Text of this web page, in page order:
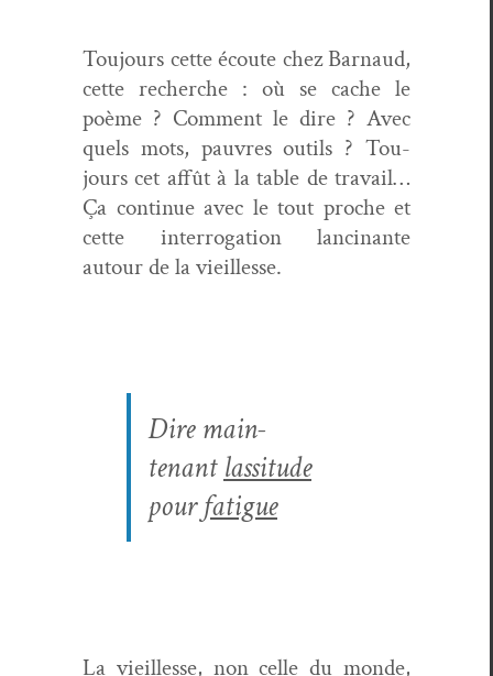
Tou­jours cette écoute chez Bar­naud,
cette recherche : où se cache le
poème ? Com­ment le dire ? Avec
quels mots, pau­vres out­ils ? Tou­
jours cet affût à la table de tra­vail…
Ça con­tin­ue avec le tout proche et
cette inter­ro­ga­tion lanci­nante
autour de la vieillesse.
Dire main­
tenant las­si­tude
pourfatigue
La vieil­lesse, non celle du monde,